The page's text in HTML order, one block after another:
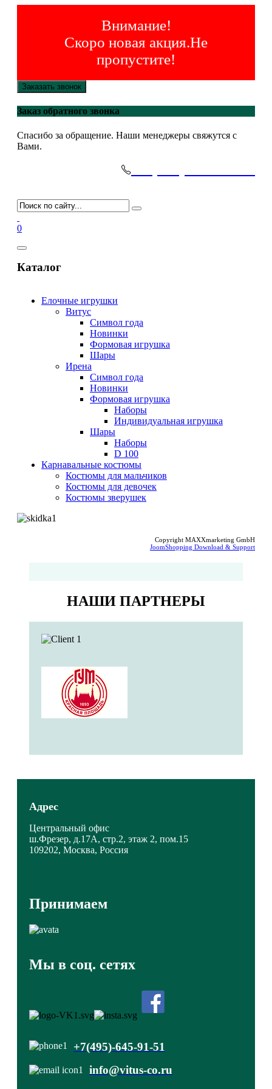
Внимание!
Скоро новая акция.Не
пропустите!
Заказать звонок
Заказ обратного звонка
Спасибо за обращение. Наши менеджеры свяжутся с
Вами.
0
Каталог
Елочные игрушки
Витус
Символ года
Новинки
Формовая игрушка
Шары
Ирена
Символ года
Новинки
Формовая игрушка
Наборы
Индивидуальная игрушка
Шары
Наборы
D 100
Карнавальные костюмы
Костюмы для мальчиков
Костюмы для девочек
Костюмы зверушек
Copyright MAXXmarketing GmbH
JoomShopping Download & Support
НАШИ ПАРТНЕРЫ
Адрес
Центральный офис
ш.Фрезер, д.17А, стр.2, этаж 2, пом.15
109202, Москва, Россия
Принимаем
Мы в соц. сетях
+7(495)-645-91-51
info@vitus-co.ru